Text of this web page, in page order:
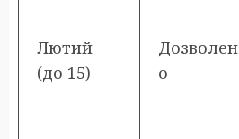
Лютий
(до 15)
Дозволен
о